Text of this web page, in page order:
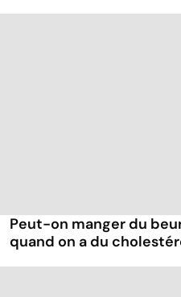
Peut-on manger du
quand on a du